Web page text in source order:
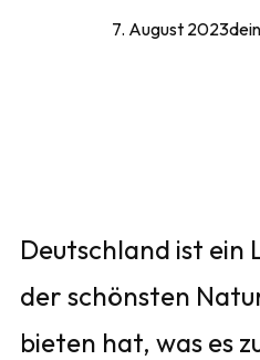
7. August 2023
Deutschland ist ein
der schönsten
bieten hat, was es